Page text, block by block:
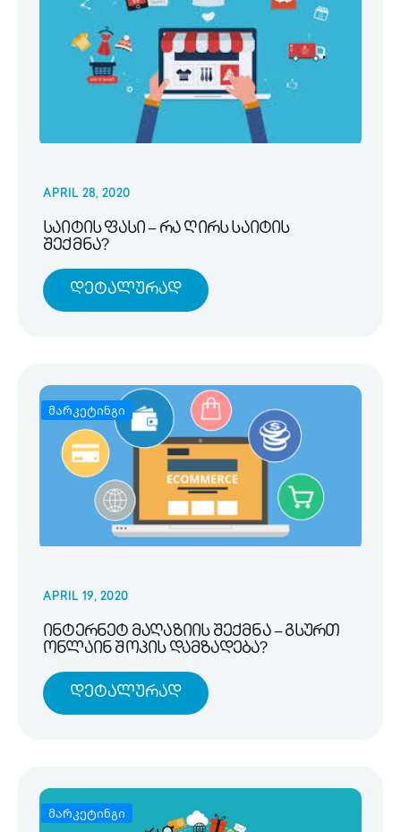
APRIL 28, 2020
საიტის ფასი – რა ღირს საიტის
შექმნა?
Დეტალურად
მარკეტინგი
APRIL 19, 2020
ინტერნეტ მაღაზიის შექმნა – გსურთ
ონლაინ შოპის დამზადება?
Დეტალურად
მარკეტინგი